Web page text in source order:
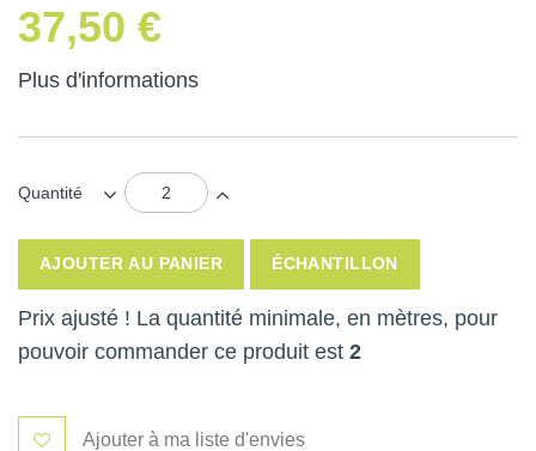
37,50 €
Plus d'informations
Quantité
AJOUTER AU PANIER ÉCHANTILLON
Prix ajusté ! La quantité minimale, en mètres, pour
pouvoir commander ce produit est 2
Ajouter à ma liste d'envies